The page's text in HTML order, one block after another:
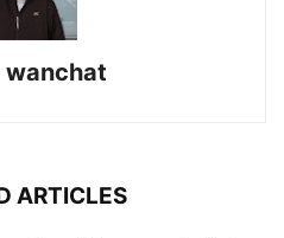
wanchat
ARTICLES